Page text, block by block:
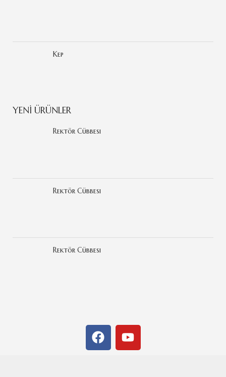
Kep
YENİ ÜRÜNLER
Rektör Cübbesi
Rektör Cübbesi
Rektör Cübbesi